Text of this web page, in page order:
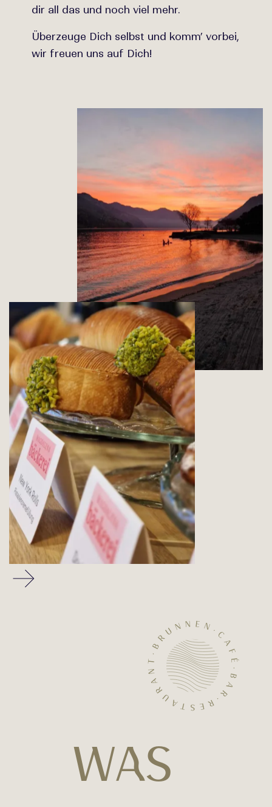
dir all das und noch viel mehr.
Überzeuge Dich selbst und komm’ vorbei,
wir freuen uns auf Dich!
WaS